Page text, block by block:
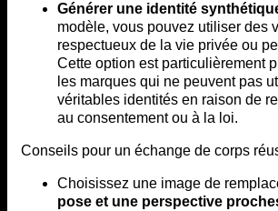
Générer une identité
modèle, vous pouvez utiliser des
respectueux de la vie privée ou
Cette option est particulièrement
les marques qui ne peuvent pas
véritables identités en raison de
au consentement ou à la loi.
Conseils pour un échange de corps
Choisissez une image de
pose et une perspective